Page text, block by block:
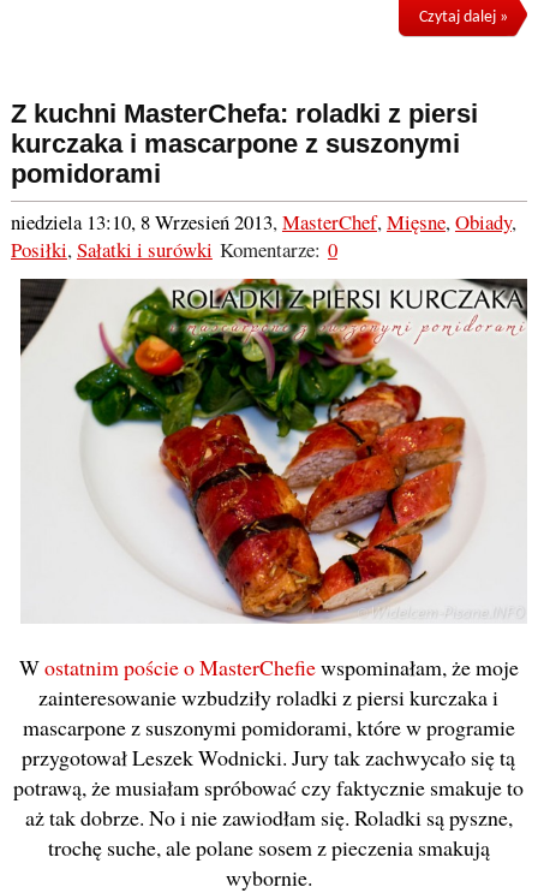
Czytaj dalej »
Z kuchni MasterChefa: roladki z piersi
kurczaka i mascarpone z suszonymi
pomidorami
niedziela 13:10, 8 Wrzesień 2013,MasterChef,Mięsne,Obiady,
Posiłki,Sałatki i surówki Komentarze: 0
Wostatnim poście o MasterChefiewspominałam, że moje
zainteresowanie wzbudziły roladki z piersi kurczaka i
mascarpone z suszonymi pomidorami, które w programie
przygotował Leszek Wodnicki. Jury tak zachwycało się tą
potrawą, że musiałam spróbować czy faktycznie smakuje to
aż tak dobrze. No i nie zawiodłam się. Roladki są pyszne,
trochę suche, ale polane sosem z pieczenia smakują
wybornie.